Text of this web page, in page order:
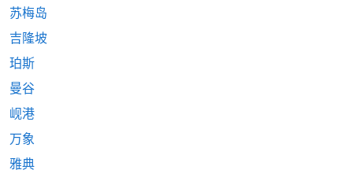
苏梅岛
吉隆坡
珀斯
曼谷
岘港
万象
雅典